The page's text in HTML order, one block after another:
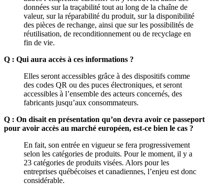
données sur la traçabilité tout au long de la chaîne de
valeur, sur la réparabilité du produit, sur la disponibilité
des pièces de rechange, ainsi que sur les possibilités de
réutilisation, de reconditionnement ou de recyclage en
fin de vie.
Q : Qui aura accès à ces informations ?
Elles seront accessibles grâce à des dispositifs comme
des codes QR ou des puces électroniques, et seront
accessibles à l’ensemble des acteurs concernés, des
fabricants jusqu’aux consommateurs.
Q : On disait en présentation qu’on devra avoir ce passeport
pour avoir accès au marché européen, est-ce bien le cas ?
En fait, son entrée en vigueur se fera progressivement
selon les catégories de produits. Pour le moment, il y a
23 catégories de produits visées. Alors pour les
entreprises québécoises et canadiennes, l’enjeu est donc
considérable.